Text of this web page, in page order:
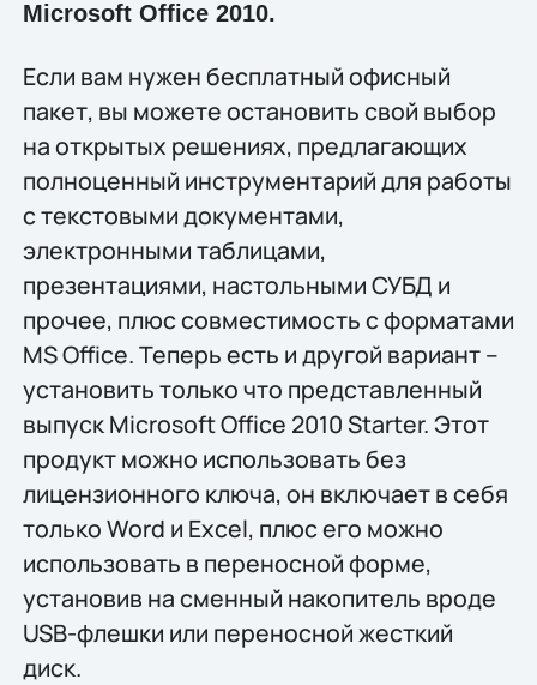
Microsoft Office 2010.
Если вам нужен бесплатный офисный
пакет, вы можете остановить свой выбор
на открытых решениях, предлагающих
полноценный инструментарий для работы
с текстовыми документами,
электронными таблицами,
презентациями, настольными СУБД и
прочее, плюс совместимость с форматами
MS Office. Теперь есть и другой вариант –
установить только что представленный
выпуск Microsoft Office 2010 Starter. Этот
продукт можно использовать без
лицензионного ключа, он включает в себя
только Word и Excel, плюс его можно
использовать в переносной форме,
установив на сменный накопитель вроде
USB-флешки или переносной жесткий
диск.